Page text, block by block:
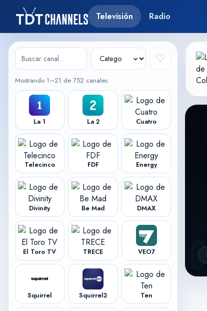
Televisión Radio
♡
Mostrando 1–21 de 752 canales
La 1 La 2 Cuatro
Telecinco FDF Energy
Divinity Be Mad DMAX
El Toro TV TRECE VEO7
Squirrel Squirrel2 Ten